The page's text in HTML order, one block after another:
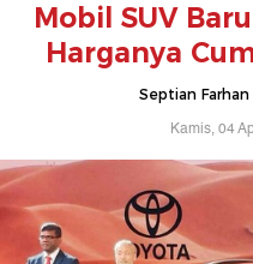
Mobil SUV
Harganya
Septian
Kamis, 04